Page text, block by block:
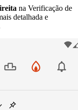
na Verificação de
detalhada e